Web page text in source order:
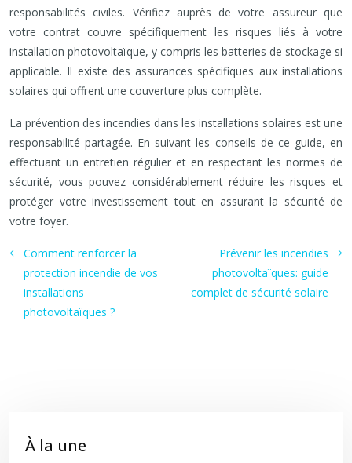
responsabilités civiles. Vérifiez auprès de votre assureur que
votre contrat couvre spécifiquement les risques liés à votre
installation photovoltaïque, y compris les batteries de stockage si
applicable. Il existe des assurances spécifiques aux installations
solaires qui offrent une couverture plus complète.
La prévention des incendies dans les installations solaires est une
responsabilité partagée. En suivant les conseils de ce guide, en
effectuant un entretien régulier et en respectant les normes de
sécurité, vous pouvez considérablement réduire les risques et
protéger votre investissement tout en assurant la sécurité de
votre foyer.
Comment renforcer la
protection incendie de vos
installations
photovoltaïques ?
Prévenir les incendies
photovoltaïques: guide
complet de sécurité solaire
À la une